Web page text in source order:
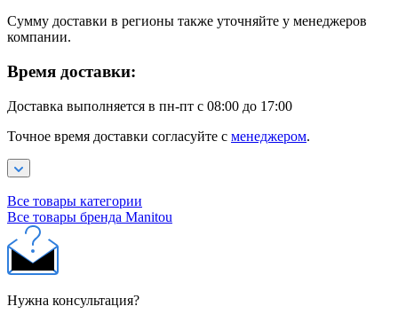
Сумму доставки в регионы также уточняйте у менеджеров
компании.
Время доставки:
Доставка выполняется в пн-пт с 08:00 до 17:00
Точное время доставки согласуйте с менеджером.
Все товары категории
Все товары бренда Manitou
Нужна консультация?